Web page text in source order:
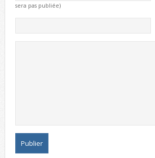
sera pas publiée)